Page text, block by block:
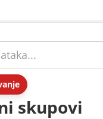
skupovi